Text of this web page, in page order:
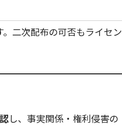
二次配布の可否もライセン
し、事実関係・権利侵害の